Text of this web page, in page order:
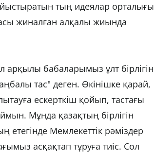
тың идеялар орталығы
жиналған алқалы жиында
бабаларымыз ұлт бірлігін
тас" деген. Өкінішке қарай,
ескерткіш қойып, тастағы
Мұнда қазақтың бірлігін
етегінде Мемлекеттік рәміздер
асқақтап тұруға тиіс. Сол